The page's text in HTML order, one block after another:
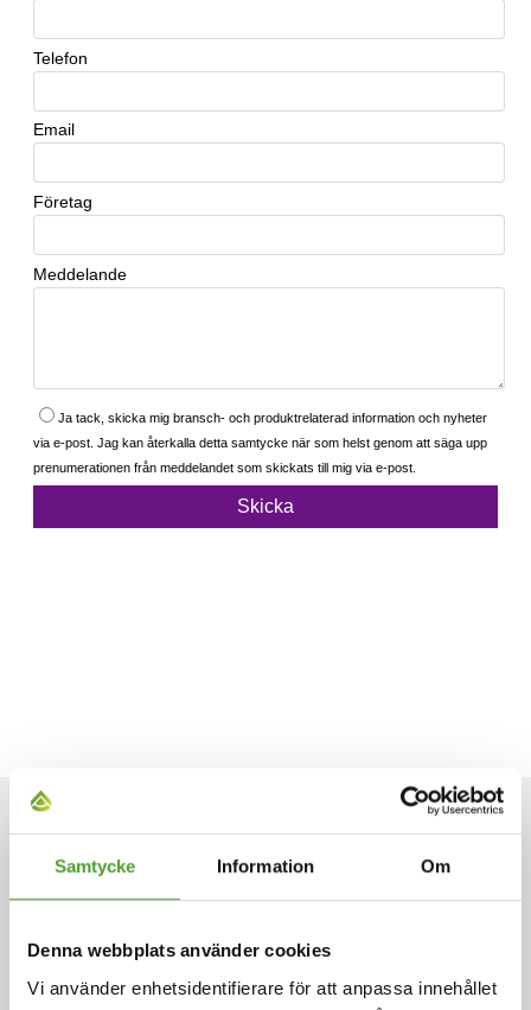
Samtycke Information Om
Denna webbplats använder cookies
Vi använder enhetsidentifierare för att anpassa innehållet
ARTIKLAR